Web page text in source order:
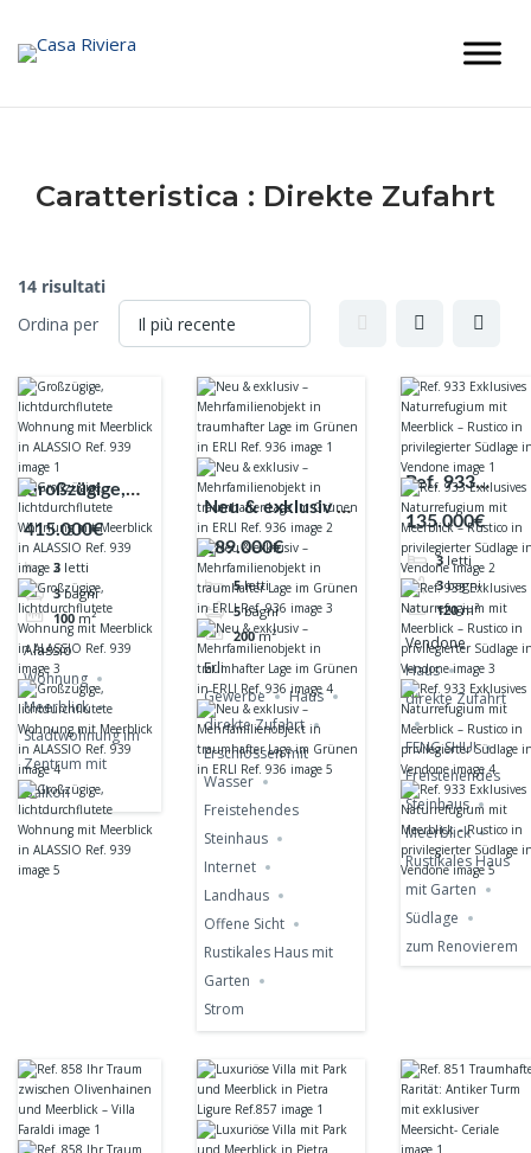
Caratteristica : Direkte Zufahrt
14 risultati
Ordina per
Großzügige,
lichtdurchflutete
Wohnung mit
Meerblick in
ALASSIO Ref.
939
415.000€
3 letti
3 bagni
100 m²
Alassio
Wohnung
Meerblick
Stadtwohnung im
Zentrum mit
Balkon
Neu & exklusiv –
Mehrfamilienobjekt
in traumhafter
Lage im Grünen in
ERLI Ref. 936
189.000€
5 letti
5 bagni
200 m²
Erli
Gewerbe
Haus
direkte Zufahrt
Erschlossen mit
Wasser
Freistehendes
Steinhaus
Internet
Landhaus
Offene Sicht
Rustikales Haus mit
Garten
Strom
Ref. 933
Exklusives
Naturrefugium
mit Meerblick
– Rustico in
privilegierter
Südlage in
Vendone
135.000€
3 letti
3 bagni
120 m²
Vendone
Haus
direkte Zufahrt
FENG SHUI
Freistehendes
Steinhaus
Meerblick
Rustikales Haus
mit Garten
Südlage
zum Renovierem